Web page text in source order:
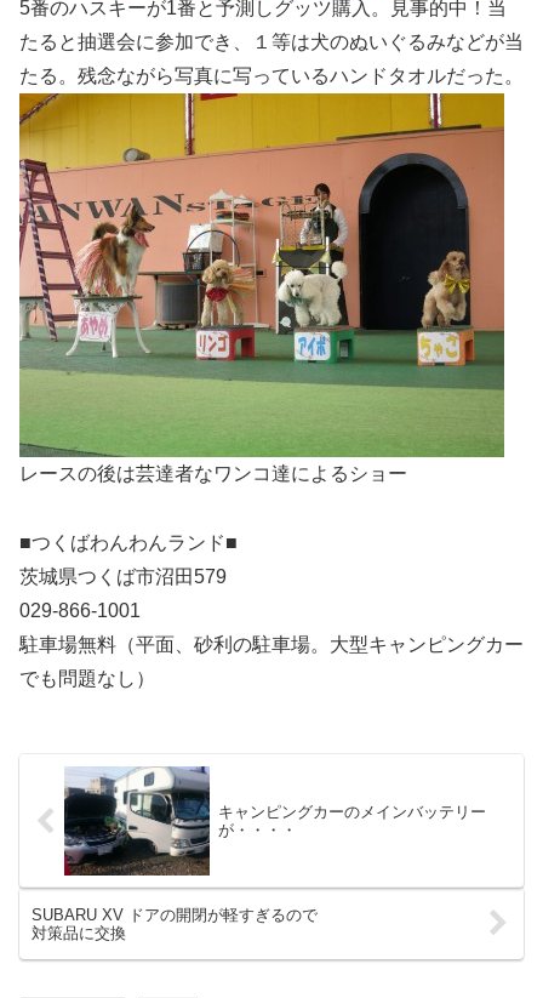
5番のハスキーが1番と予測しグッツ購入。見事的中！当
たると抽選会に参加でき、１等は犬のぬいぐるみなどが当
たる。残念ながら写真に写っているハンドタオルだった。
レースの後は芸達者なワンコ達によるショー
■つくばわんわんランド■
茨城県つくば市沼田579
029-866-1001
駐車場無料（平面、砂利の駐車場。大型キャンピングカー
でも問題なし）
キャンピングカーのメインバッテリー
が・・・・
SUBARU XV ドアの開閉が軽すぎるので
対策品に交換